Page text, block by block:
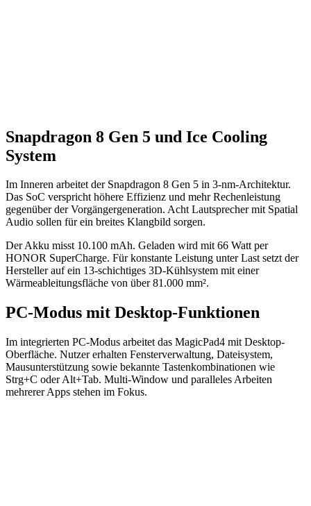
Snapdragon 8 Gen 5 und Ice Cooling
System
Im Inneren arbeitet der Snapdragon 8 Gen 5 in 3-nm-Architektur.
Das SoC verspricht höhere Effizienz und mehr Rechenleistung
gegenüber der Vorgängergeneration. Acht Lautsprecher mit Spatial
Audio sollen für ein breites Klangbild sorgen.
Der Akku misst 10.100 mAh. Geladen wird mit 66 Watt per
HONOR SuperCharge. Für konstante Leistung unter Last setzt der
Hersteller auf ein 13-schichtiges 3D-Kühlsystem mit einer
Wärmeableitungsfläche von über 81.000 mm².
PC-Modus mit Desktop-Funktionen
Im integrierten PC-Modus arbeitet das MagicPad4 mit Desktop-
Oberfläche. Nutzer erhalten Fensterverwaltung, Dateisystem,
Mausunterstützung sowie bekannte Tastenkombinationen wie
Strg+C oder Alt+Tab. Multi-Window und paralleles Arbeiten
mehrerer Apps stehen im Fokus.